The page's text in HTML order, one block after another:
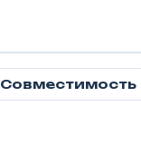
Совместимость